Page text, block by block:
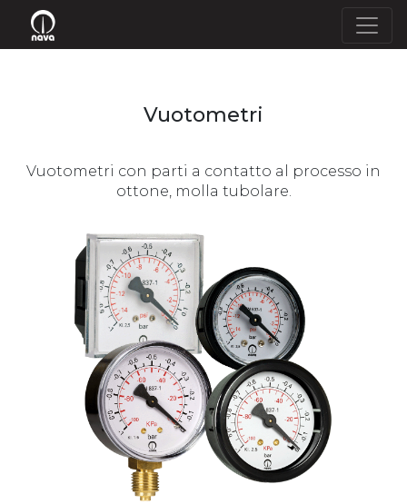
Vuotometri
Vuotometri con parti a contatto al processo in
ottone, molla tubolare.